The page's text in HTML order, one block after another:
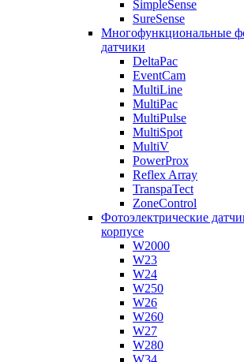
SimpleSense
SureSense
Многофункциональные
датчики
DeltaPac
EventCam
MultiLine
MultiPac
MultiPulse
MultiSpot
MultiV
PowerProx
Reflex Array
TranspaTect
ZoneControl
Фотоэлектрические
корпусе
W2000
W23
W24
W250
W26
W260
W27
W280
W34